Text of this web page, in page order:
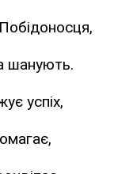
шанують.
успіх,